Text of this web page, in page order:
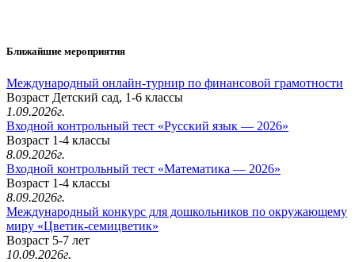
Ближайшие мероприятия
Международный онлайн-турнир по финансовой грамотности
Возраст Детский сад, 1-6 классы
1.09.2026г.
Входной контрольный тест «Русский язык — 2026»
Возраст 1-4 классы
8.09.2026г.
Входной контрольный тест «Математика — 2026»
Возраст 1-4 классы
8.09.2026г.
Международный конкурс для дошкольников по окружающему
миру «Цветик-семицветик»
Возраст 5-7 лет
10.09.2026г.